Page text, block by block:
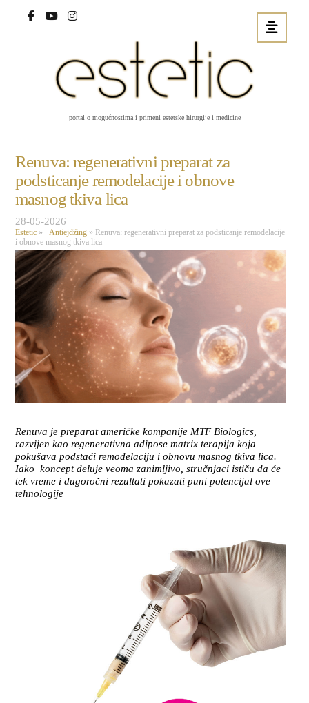
portal o mogućnostima i primeni estetske hirurgije i medicine
Renuva: regenerativni preparat za
podsticanje remodelacije i obnove
masnog tkiva lica
28-05-2026
Estetic » Antiejdžing » Renuva: regenerativni preparat za podsticanje remodelacije
i obnove masnog tkiva lica
Renuva je preparat američke kompanije MTF Biologics
razvijen kao regenerativna adipose matrix terapija koja
pokušava podstaći remodelaciju i obnovu masnog tkiva lica.
Iako koncept deluje veoma zanimljivo, stručnjaci ističu da će
tek vreme i dugoročni rezultati pokazati puni potencijal ove
tehnologije